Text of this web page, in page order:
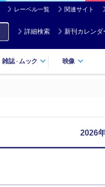
レーベル一覧 関連サイト
詳細検索 新刊カレンダ
雑誌・ ムック 映像
2026